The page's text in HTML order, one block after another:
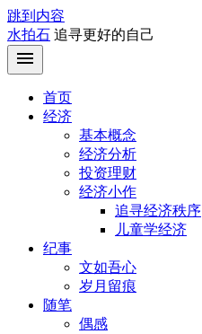
跳到内容
水拍石 追寻更好的自己
首页
经济
基本概念
经济分析
投资理财
经济小作
追寻经济秩序
儿童学经济
纪事
文如吾心
岁月留痕
随笔
偶感